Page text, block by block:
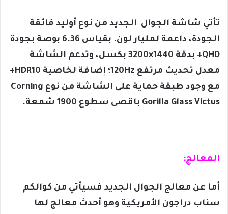
تأتي شاشة الجوال الجديد من نوع أوليد فائقة
الجودة، داعمة لمليار لون. بقياس 6.36 بوصة بجودة
QHD+ بدقة 1440×3200 بكسل، وتدعم الشاشة
معدل تحديث مرتفع 120Hz؛ إضافة لخاصية HDR10+
مع وجود طبقة حماية على الشاشة من نوع Corning
Gorilla Glass Victus باقصى سطوع 1900 شمعة.
المعالج:
أما عن معالج الجوال الجديد فسيأتي من كوالكم
سناب دراجون الأمريكية وهو أحدث معالج لها